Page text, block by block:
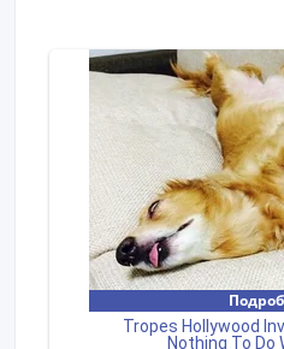
динамика делают D Fine
домашней стереосистеме.